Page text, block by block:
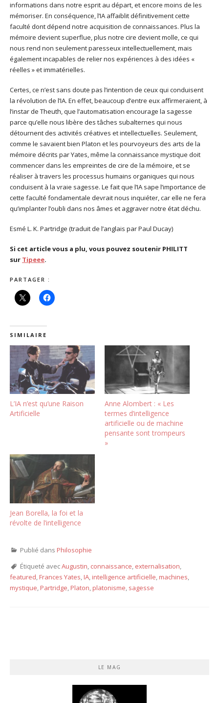
informations dans notre esprit au départ, et encore moins de les
mémoriser. En conséquence, l’IA affaiblit définitivement cette
faculté dont dépend notre acquisition de connaissances. Plus la
mémoire devient superflue, plus notre cire devient molle, ce qui
nous rend non seulement paresseux intellectuellement, mais
également incapables de relier nos expériences à des idées «
réelles » et immatérielles.
Certes, ce n’est sans doute pas l’intention de ceux qui conduisent
la révolution de l’IA. En effet, beaucoup d’entre eux affirmeraient, à
l’instar de Theuth, que l’automatisation encourage la sagesse
parce qu’elle nous libère des tâches subalternes qui nous
détournent des activités créatives et intellectuelles. Seulement,
comme le savaient bien Platon et les pourvoyeurs des arts de la
mémoire décrits par Yates, même la connaissance mystique doit
commencer dans les empreintes de cire de la mémoire, et se
réaliser à travers les processus humains organiques qui nous
conduisent à la vraie sagesse. Le fait que l’IA sape l’importance de
cette faculté fondamentale devrait nous inquiéter, car elle ne fera
qu’implanter l’oubli dans nos âmes et aggraver notre état déchu.
Esmé L. K. Partridge (traduit de l’anglais par Paul Ducay)
Si cet article vous a plu, vous pouvez soutenir PHILITT
sur Tipeee.
PARTAGER :
SIMILAIRE
L’IA n’est qu’une Raison
Artificielle
Anne Alombert : « Les
termes d’intelligence
artificielle ou de machine
pensante sont trompeurs
»
Jean Borella, la foi et la
révolte de l’intelligence
Publié dans Philosophie
Étiqueté avecAugustin, connaissance, externalisation,
featured,Frances Yates,IA,intelligence artificielle,machines,
mystique,Partridge,Platon,platonisme, sagesse
LE MAG